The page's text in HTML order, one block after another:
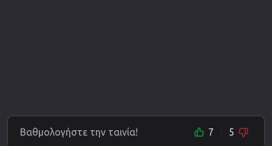
Βαθμολογήστε την ταινία! 7 5